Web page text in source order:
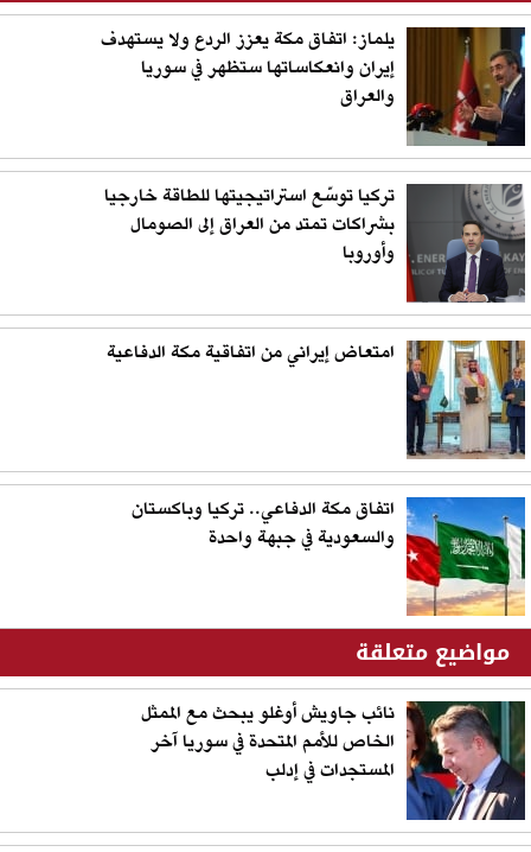
يلماز: اتفاق مكة يعزز الردع ولا يستهدف
إيران وانعكاساتها ستظهر في سوريا
والعراق
تركيا توسّع استراتيجيتها للطاقة خارجيا
بشراكات تمتد من العراق إلى الصومال
وأوروبا
امتعاض إيراني من اتفاقية مكة الدفاعية
اتفاق مكة الدفاعي.. تركيا وباكستان
والسعودية في جبهة واحدة
مواضيع متعلقة
نائب جاويش أوغلو يبحث مع الممثل
الخاص للأمم المتحدة في سوريا آخر
المستجدات في إدلب